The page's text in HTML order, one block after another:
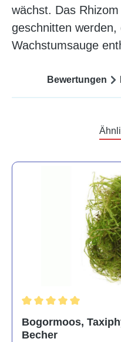
wächst. Das
geschnitten werden,
Wachstumsauge
Bewertungen
Bogormoos,
Becher